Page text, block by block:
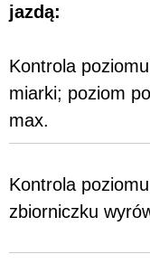
jazdą:
Kontrola
miarki; poziom
max.
Kontrola
zbiorniczku